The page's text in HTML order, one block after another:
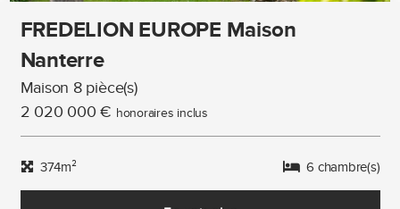
FREDELION EUROPE Maison
Nanterre
Maison 8 pièce(s)
2 020 000 € honoraires inclus
374m² 6 chambre(s)